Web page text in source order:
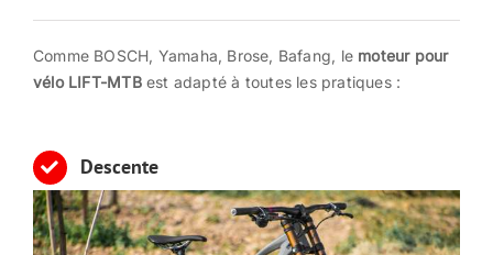
Contact
Comme BOSCH, Yamaha, Brose, Bafang, le moteur pour
vélo LIFT-MTBest adapté à toutes les pratiques :
Descente